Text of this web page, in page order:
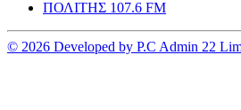
ΠΟΛΙΤΗΣ 107.6 FM
© 2026 Developed by P.C Admin 22